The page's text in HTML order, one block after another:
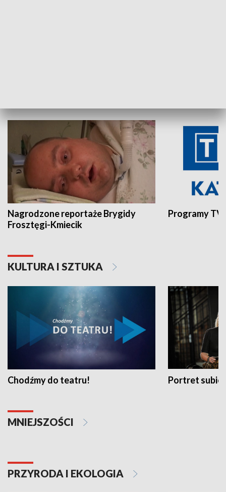
Nagrodzone reportaże Brygidy
Frosztęgi-Kmiecik
Programy
KULTURA I SZTUKA
Chodźmy do teatru! Portret
MNIEJSZOŚCI
PRZYRODA I EKOLOGIA